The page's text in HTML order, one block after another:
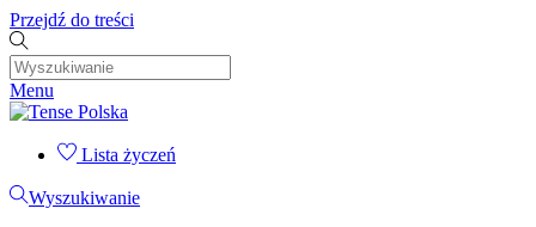
Przejdź do treści
Menu
Lista życzeń
Wyszukiwanie